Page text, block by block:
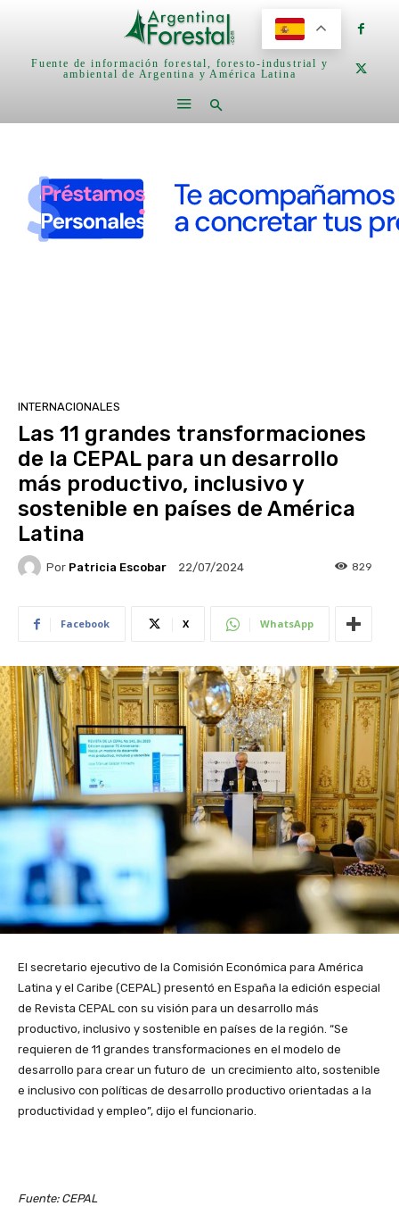
Fuente de información forestal, foresto-industrial y
ambiental de Argentina y América Latina
INTERNACIONALES
Las 11 grandes transformaciones
de la CEPAL para un desarrollo
más productivo, inclusivo y
sostenible en países de América
Latina
Por Patricia Escobar 22/07/2024 829
Facebook X WhatsApp
El secretario ejecutivo de la Comisión Económica para América
Latina y el Caribe (CEPAL) presentó en España la edición especial
de Revista CEPAL con su visión para un desarrollo más
productivo, inclusivo y sostenible en países de la región. “Se
requieren de 11 grandes transformaciones en el modelo de
desarrollo para crear un futuro de un crecimiento alto, sostenible
e inclusivo con políticas de desarrollo productivo orientadas a la
productividad y empleo”, dijo el funcionario.
Fuente: CEPAL